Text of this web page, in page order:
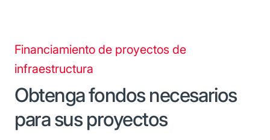
Financiamiento de proyectos de
infraestructura
Obtenga fondos necesarios
para sus proyectos